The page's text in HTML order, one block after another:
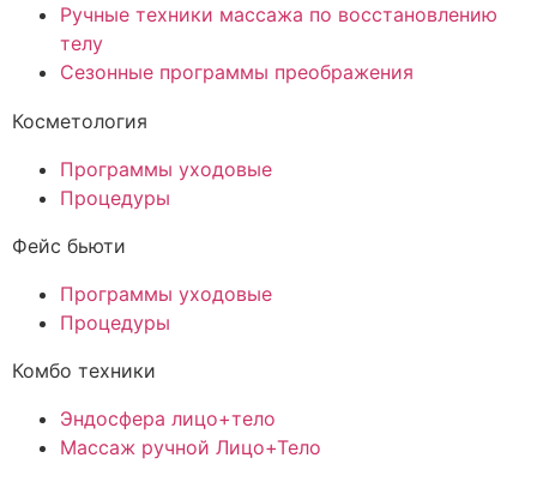
Ручные техники массажа по восстановлению
телу
Сезонные программы преображения
Косметология
Программы уходовые
Процедуры
Фейс бьюти
Программы уходовые
Процедуры
Комбо техники
Эндосфера лицо+тело
Массаж ручной Лицо+Тело